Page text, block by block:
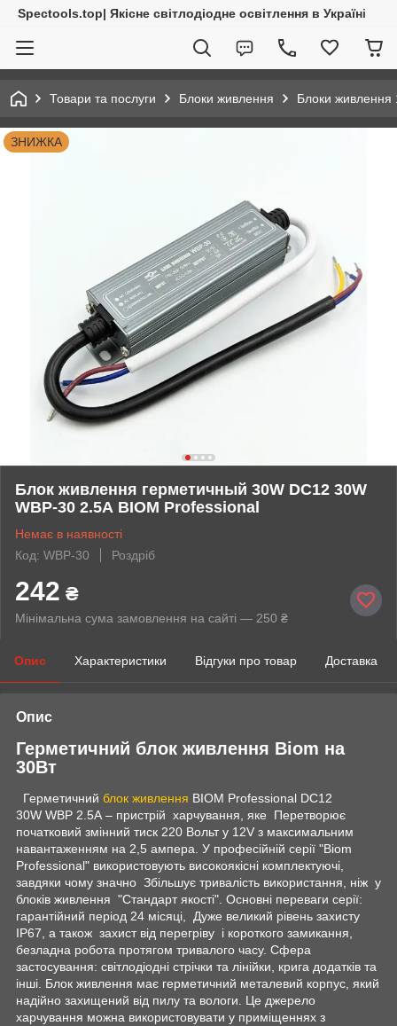
Spectools.top| Якісне світлодіодне освітлення в Україні
Товари та послуги Блоки живлення Блоки живлення
ЗНИЖКА
Блок живлення герметичный 30W DC12 30W
WBP-30 2.5А BIOM Professional
Немає в наявності
Код: WBP-30
Роздріб
242 ₴
Мінімальна сума замовлення на сайті — 250 ₴
Опис Характеристики Відгуки про товар Доставка
Опис
Герметичний блок живлення Biom на
30Вт
Герметичний блок живлення BIOM Professional DC12
30W WBP 2.5А – пристрій харчування, яке Перетворює
початковий змінний тиск 220 Вольт у 12V з максимальним
навантаженням на 2,5 ампера. У професійній серії "Biom
Professional" використовують високоякісні комплектуючі,
завдяки чому значно Збільшує тривалість використання, ніж у
блоків живлення "Стандарт якості". Основні переваги серії:
гарантійний період 24 місяці, Дуже великий рівень захисту
IP67, а також захист від перегріву і короткого замикання,
безладна робота протягом тривалого часу. Сфера
застосування: світлодіодні стрічки та лінійки, крига додатків та
інші. Блок живлення має герметичний металевий корпус, який
надійно захищений від пилу та вологи. Це джерело
харчування можна використовувати у приміщеннях з